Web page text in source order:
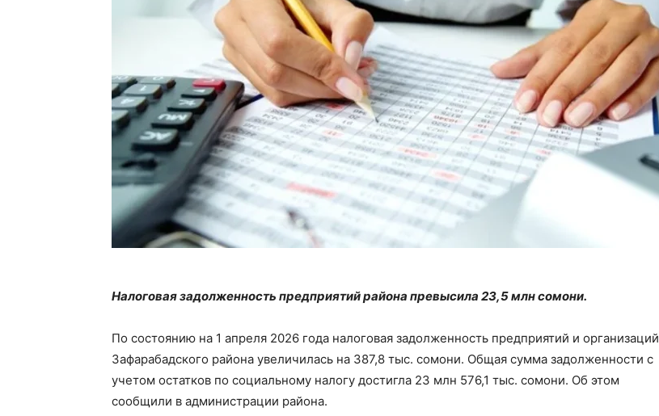
Налоговая задолженность предприятий района превысила 23,5 млн сомони.
По состоянию на 1 апреля 2026 года налоговая задолженность предприятий и организаций
Зафарабадского района увеличилась на 387,8 тыс. сомони. Общая сумма задолженности с
учетом остатков по социальному налогу достигла 23 млн 576,1 тыс. сомони. Об этом
сообщили в администрации района.